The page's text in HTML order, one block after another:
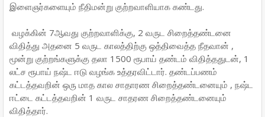
இளைஞர்களையும் நீதிமன்று குற்றவாளியாக கண்டது.
வழக்கின் 7ஆவது குற்றவாளிக்கு, 2 வருட சிறைத்தண்டனை
விதித்து அதனை 5 வருட காலத்திற்கு ஒத்திவைத்த நீதவான் ,
மூன்று குற்றங்களுக்கு தலா 1500 ரூபாய் தண்டம் விதித்ததுடன், 1
லட்ச ரூபாய் நஷ்ட ஈடு வழங்க உத்தரவிட்டார். தண்டப்பணம்
கட்டத்தவறின் ஒரு மாத கால சாதாரண சிறைத்தண்டனையும் , நஷ்ட
ஈட்டை கட்டத்தவறின் 1 வருட சாதரண சிறைத்தண்டனையும்
விதித்தார்.